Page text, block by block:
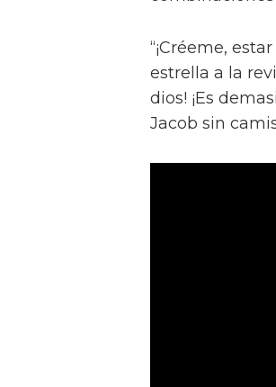
“¡Créeme,
estrella a la
dios! ¡Es
Jacob sin